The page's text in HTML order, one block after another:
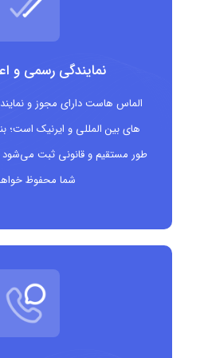
انتقال واضح و مستقیم حوزه
ایجاد هویت تخصصی و
صنعت کفش
مناسب برای فروشگاه های
برندهای کفش
افزایش اعتبار برند در بازارهای
انعطاف پذیری برای انواع
نمایندگی رسمی و
الماس هاست دارای مجوز و
های بین المللی و ایرنیک است؛
شما محفوظ